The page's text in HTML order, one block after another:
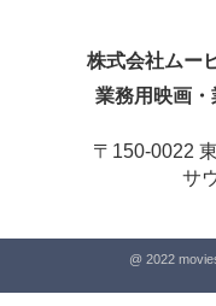
株式会社ムー
業務用映画
〒150-0022
サ
@ 2022